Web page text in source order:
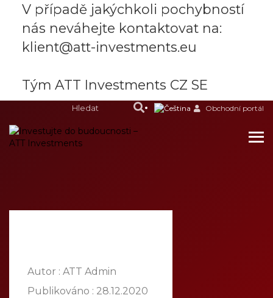
V případě jakýchkoli pochybností
nás neváhejte kontaktovat na:
klient@att-investments.eu
Tým ATT Investments CZ SE
Obchodní portál
NABÍDKA
Autor : ATT Admin
Publikováno : 28.12.2020